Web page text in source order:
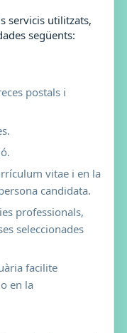
servicis utilitzats,
següents:
postals i
vitae i en la
candidata.
professionals,
seleccionades
facilite
en la